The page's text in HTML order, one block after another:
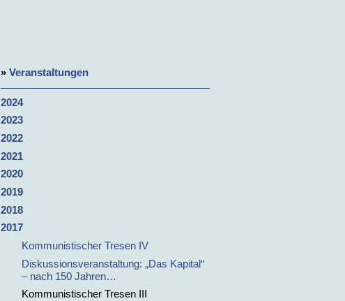
» Veranstaltungen
2024
2023
2022
2021
2020
2019
2018
2017
Kommunistischer Tresen IV
Diskussionsveranstaltung: „Das Kapital“
– nach 150 Jahren…
Kommunistischer Tresen III